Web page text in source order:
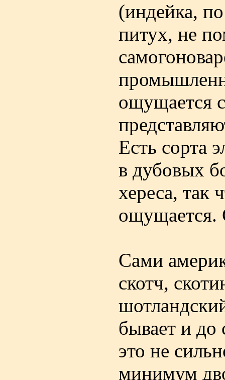
(индейка,
питух, не
ощущается
Есть сорта
в дубовых
хереса, так
ощущается.
Сами
скотч,
бывает и до
это не
минимум